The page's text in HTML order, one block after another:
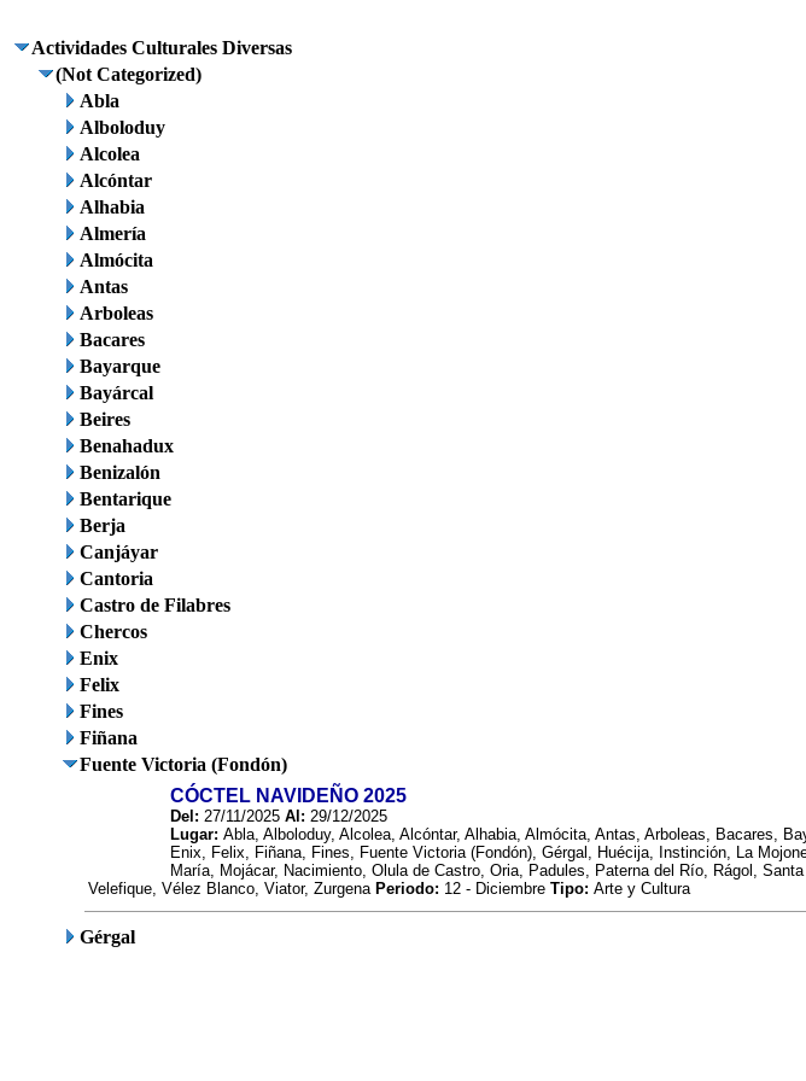
Actividades Culturales Diversas
(Not Categorized)
Abla
Alboloduy
Alcolea
Alcóntar
Alhabia
Almería
Almócita
Antas
Arboleas
Bacares
Bayarque
Bayárcal
Beires
Benahadux
Benizalón
Bentarique
Berja
Canjáyar
Cantoria
Castro de Filabres
Chercos
Enix
Felix
Fines
Fiñana
Fuente Victoria (Fondón)
CÓCTEL NAVIDEÑO 2025
Del: 27/11/2025 Al: 29/12/2025
Lugar: Abla, Alboloduy, Alcolea, Alcóntar, Alhabia, Almócita, Antas, Arboleas, Bacares,
Enix, Felix, Fiñana, Fines, Fuente Victoria (Fondón), Gérgal, Huécija, Instinción, La
María, Mojácar, Nacimiento, Olula de Castro, Oria, Padules, Paterna del Río, Rágol,
Velefique, Vélez Blanco, Viator, ZurgenaPeriodo: 12 - Diciembre Tipo: Arte y Cultura
Gérgal